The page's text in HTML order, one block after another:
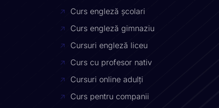
Curs engleză școlari
Curs engleză gimnaziu
Cursuri engleză liceu
Curs cu profesor nativ
Cursuri online adulți
Curs pentru companii